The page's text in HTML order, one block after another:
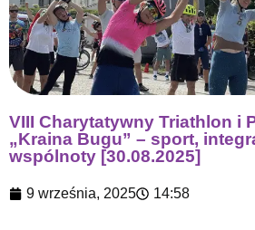
VIII Charytatywny Triathlon i
„Kraina Bugu” – sport,
wspólnoty [30.08.2025]
9 września, 2025 14:58